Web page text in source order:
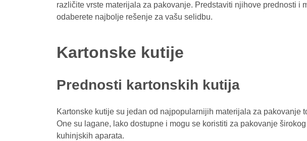
različite vrste materijala za pakovanje. Predstaviti njihove prednosti i
odaberete najbolje rešenje za vašu selidbu.
Kartonske kutije
Prednosti kartonskih kutija
Kartonske kutije su jedan od najpopularnijih materijala za pakovanje
One su lagane, lako dostupne i mogu se koristiti za pakovanje
kuhinjskih aparata.